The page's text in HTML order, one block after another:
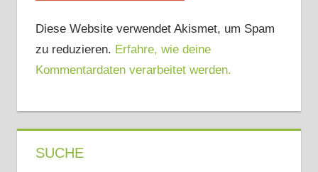
Diese Website verwendet Akismet, um Spam
zu reduzieren. Erfahre, wie deine
Kommentardaten verarbeitet werden.
SUCHE